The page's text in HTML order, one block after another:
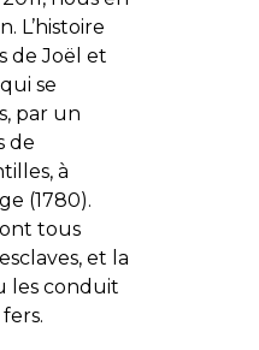
L’histoire
de Joël et
se
par un
de
à
(1780).
tous
et la
les conduit